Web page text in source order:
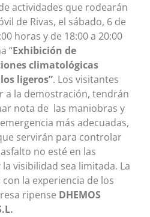
actividades que rodearán
de Rivas, el sábado, 6 de
horas y de 18:00 a 20:00
“Exhibición de
climatológicas
ligeros”. Los visitantes
a la demostración, tendrán
nota de las maniobras y
más adecuadas,
servirán para controlar
no esté en las
visibilidad sea limitada. La
la experiencia de los
ripense DHEMOS